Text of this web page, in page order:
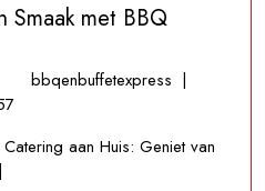
Smaak met BBQ
bbqenbuffetexpress Geniet
en
|
aan Huis: Geniet van